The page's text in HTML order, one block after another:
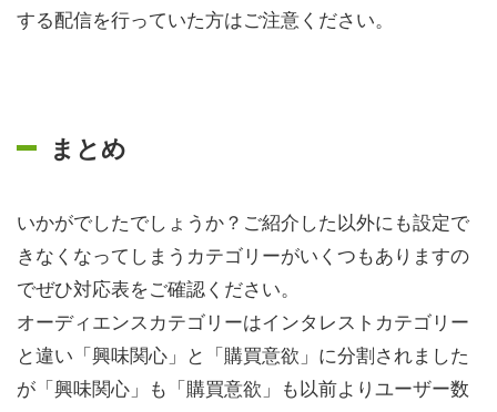
する配信を行っていた方はご注意ください。
まとめ
いかがでしたでしょうか？ご紹介した以外にも設定で
きなくなってしまうカテゴリーがいくつもありますの
でぜひ対応表をご確認ください。
オーディエンスカテゴリーはインタレストカテゴリー
と違い「興味関心」と「購買意欲」に分割されました
が「興味関心」も「購買意欲」も以前よりユーザー数